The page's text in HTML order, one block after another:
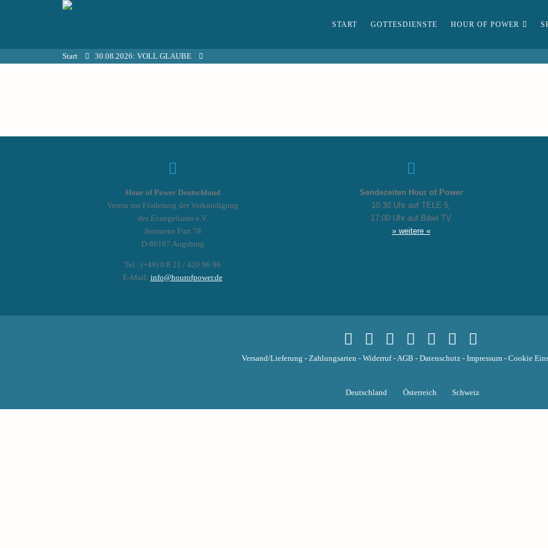
START GOTTESDIENSTE HOUR OF POWER
Start 30.08.2026: VOLL GLAUBE
Hour of Power Deutschland
Verein zur Förderung der Verkündigung
des Evangeliums e.V.
Steinerne Furt 78
D-86167 Augsburg
Tel.: (+49) 0 8 21 / 420 96 96
E-Mail: info@hourofpower.de
Sendezeiten Hour of Power
10:30 Uhr auf TELE 5,
17:00 Uhr auf Bibel TV
» weitere «
Versand/Lieferung - Zahlungsarten - Widerruf-AGB - Datenschutz- Impressum- Cookie
Deutschland Österreich Schweiz